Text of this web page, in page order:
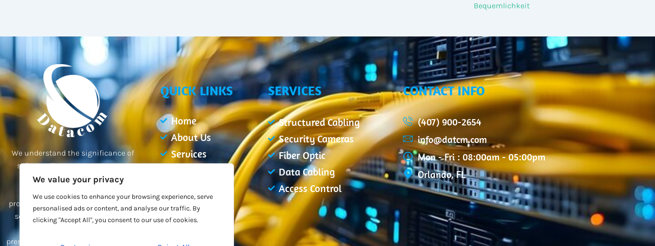
We value your privacy
We use cookies to enhance your browsing experience, serve
personalised ads or content, and analyse our traffic. By
clicking "Accept All", you consent to our use of cookies.
Bequemlichkeit
We understand the significance of
safeguarding your property and
employees, and our team of
providing you with the best possible
solutions tailored to your unique
premises and give you peace of mind.
QUICK LINKS
Home
About Us
Services
Contact Us
SERVICES
Structured Cabling
Security Cameras
Fiber Optic
Data Cabling
Access Control
CONTACT INFO
(407) 900-2654
info@datcm.com
Mon - Fri : 08:00am - 05:00pm
Orlando, FL